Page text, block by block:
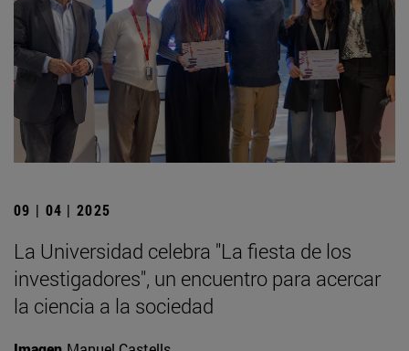
09 | 04 | 2025
La Universidad celebra "La fiesta de los
investigadores", un encuentro para acercar
la ciencia a la sociedad